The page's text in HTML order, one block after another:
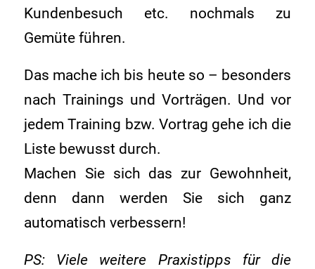
Kundenbesuch etc. nochmals zu
Gemüte führen.
Das mache ich bis heute so – besonders
nach Trainings und Vorträgen. Und vor
jedem Training bzw. Vortrag gehe ich die
Liste bewusst durch.
Machen Sie sich das zur Gewohnheit,
denn dann werden Sie sich ganz
automatisch verbessern!
PS: Viele weitere Praxistipps für die